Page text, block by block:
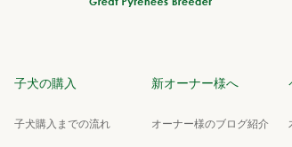
子犬の購入
子犬購入までの流れ
新オーナー様へ
オーナー様のブログ紹介